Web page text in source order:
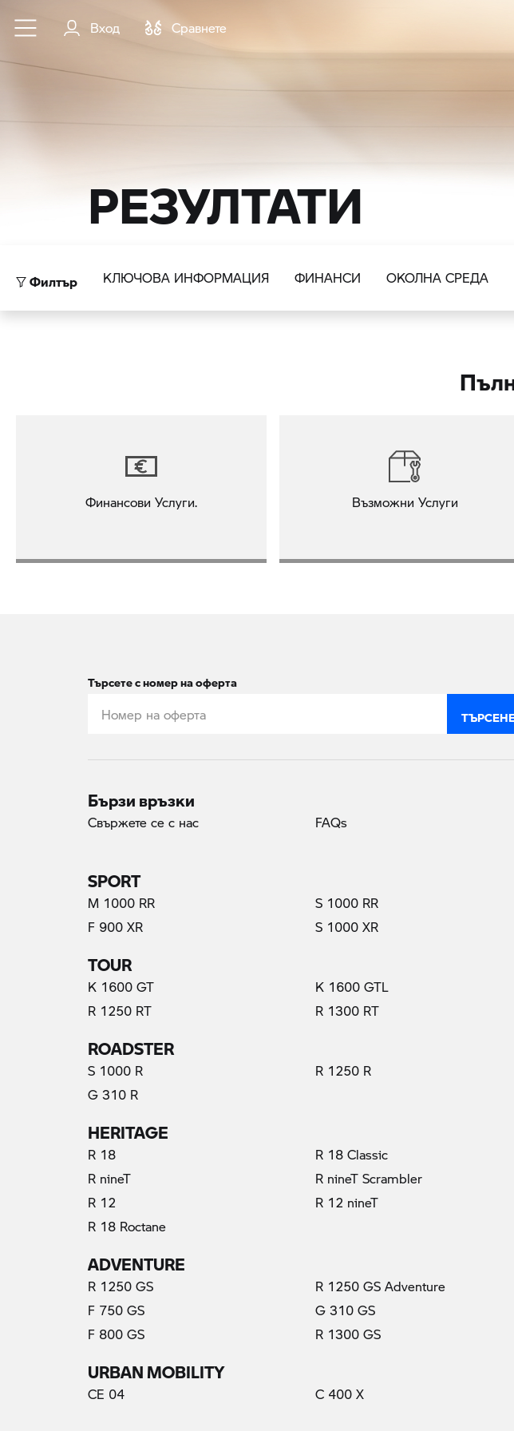
Към основното съдържание
Вход Cравнете
РЕЗУЛТАТИ
Филтър КЛЮЧОВА ИНФОРМАЦИЯ ФИНАНСИ ОКОЛНА СРЕДА
Финансови Услуги. Възможни Услуги
Търсете с номер на оферта
Бързи връзки
Свържете се с нас FAQs
SPORT
M 1000 RR S 1000 RR
F 900 XR
S 1000 XR
TOUR
K 1600 GT K 1600 GTL
R 1250 RT
R 1300 RT
ROADSTER
S 1000 R R 1250 R
G 310 R
HERITAGE
R 18 R 18 Classic
R nineT
R nineT Scrambler
R 12
R 12 nineT
R 18 Roctane
ADVENTURE
R 1250 GS R 1250 GS Adventure
F 750 GS
G 310 GS
F 800 GS
R 1300 GS
URBAN MOBILITY
CE 04 C 400 X